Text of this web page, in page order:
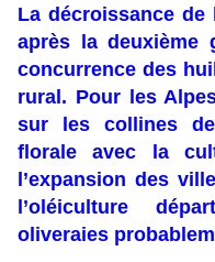
La décroissance de
après la deuxième
concurrence des
rural. Pour les
sur les collines
florale avec la
l’expansion des
l’oléiculture
oliveraies